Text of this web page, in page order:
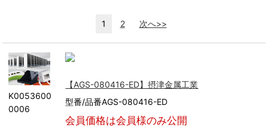
1 2 次へ>>
K0053600
0006
【AGS-080416-ED】摂津金属工業
型番/品番AGS-080416-ED
会員価格は会員様のみ公開